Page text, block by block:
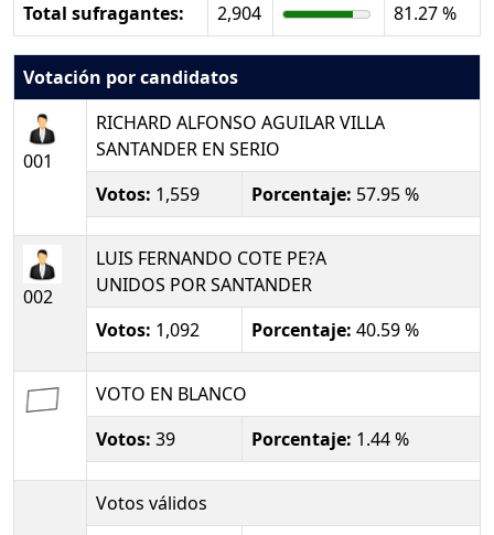
Total sufragantes:
2,904 81.27 %
Votación por candidatos
001
RICHARD ALFONSO AGUILAR VILLA
SANTANDER EN SERIO
Votos: 1,559 Porcentaje: 57.95 %
002
LUIS FERNANDO COTE PE?A
UNIDOS POR SANTANDER
Votos: 1,092 Porcentaje: 40.59 %
VOTO EN BLANCO
Votos: 39 Porcentaje: 1.44 %
Votos válidos